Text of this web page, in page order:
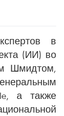
в
(ИИ) во
Шмидтом,
а также